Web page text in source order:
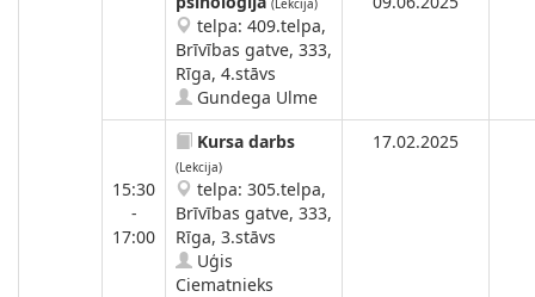
(Lekcija)
telpa: 409.telpa,
Brīvības gatve, 333,
Rīga, 4.stāvs
Gundega Ulme
15:30
-
17:00
Kursa darbs
(Lekcija)
telpa: 305.telpa,
Brīvības gatve, 333,
Rīga, 3.stāvs
Uģis
Ciematnieks
17.02.2025